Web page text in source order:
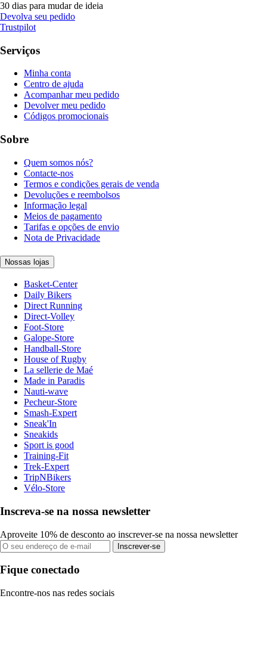
30 dias para mudar de ideia
Devolva seu pedido
Trustpilot
Serviços
Minha conta
Centro de ajuda
Acompanhar meu pedido
Devolver meu pedido
Códigos promocionais
Sobre
Quem somos nós?
Contacte-nos
Termos e condições gerais de venda
Devoluções e reembolsos
Informação legal
Meios de pagamento
Tarifas e opções de envio
Nota de Privacidade
Nossas lojas
Basket-Center
Daily Bikers
Direct Running
Direct-Volley
Foot-Store
Galope-Store
Handball-Store
House of Rugby
La sellerie de Maé
Made in Paradis
Nauti-wave
Pecheur-Store
Smash-Expert
Sneak'In
Sneakids
Sport is good
Training-Fit
Trek-Expert
TripNBikers
Vélo-Store
Inscreva-se na nossa newsletter
Aproveite 10% de desconto ao inscrever-se na nossa newsletter
Inscrever-se
Fique conectado
Encontre-nos nas redes sociais